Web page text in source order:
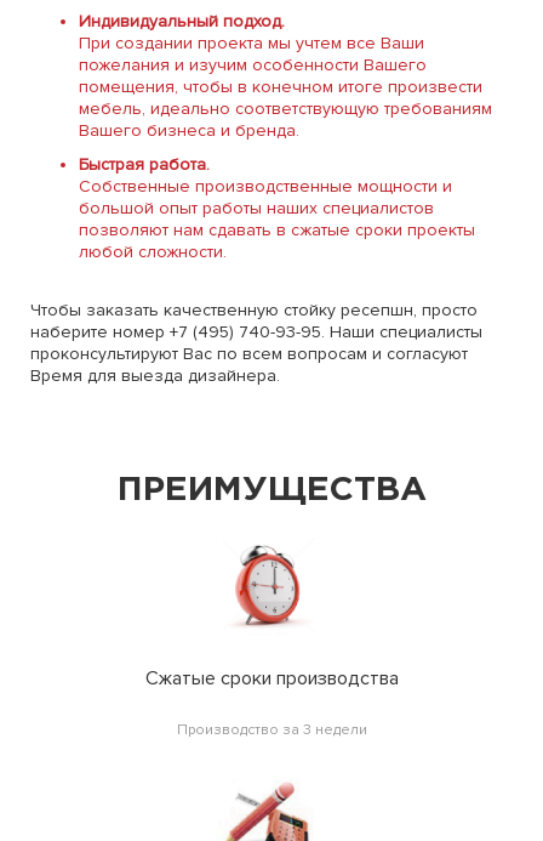
Индивидуальный подход.
При создании проекта мы учтем все Ваши
пожелания и изучим особенности Вашего
помещения, чтобы в конечном итоге произвести
мебель, идеально соответствующую требованиям
Вашего бизнеса и бренда.
Быстрая работа.
Собственные производственные мощности и
большой опыт работы наших специалистов
позволяют нам сдавать в сжатые сроки проекты
любой сложности.
Чтобы заказать качественную стойку ресепшн, просто
наберите номер +7 (495) 740-93-95. Наши специалисты
проконсультируют Вас по всем вопросам и согласуют
Время для выезда дизайнера.
ПРЕИМУЩЕСТВА
Сжатые сроки производства
Производство за 3 недели